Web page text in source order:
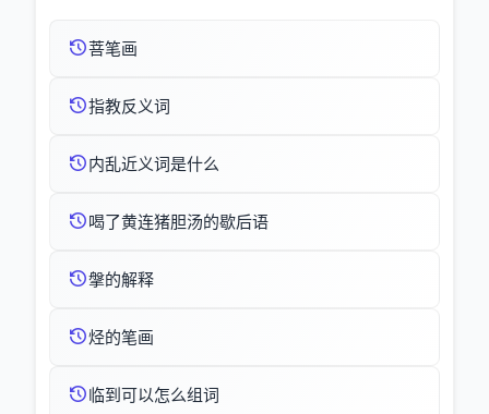
菩笔画
指教反义词
内乱近义词是什么
喝了黄连猪胆汤的歇后语
搫的解释
烃的笔画
临到可以怎么组词